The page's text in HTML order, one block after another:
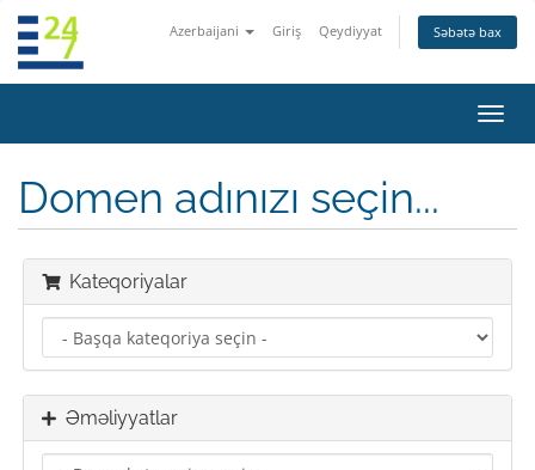
Azerbaijani Giriş Qeydiyyat Səbətə bax
keçid
Domen adınızı seçin...
Kateqoriyalar
Əməliyyatlar